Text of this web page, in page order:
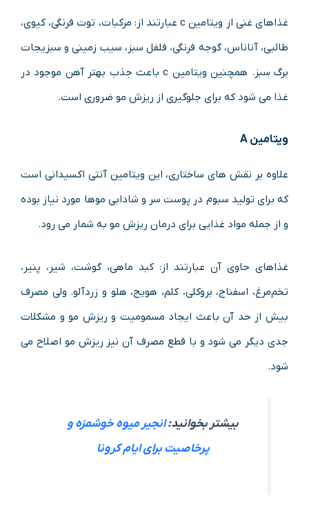
غذاهای غنی از ویتامین c عبارتند از: مرکبات، توت فرنگی، کیوی،
طالبی، آناناس، گوجه فرنگی، فلفل سبز، سیب زمینی و سبزیجات
برگ سبز. همچنین ویتامین c باعث جذب بهتر آهن موجود در
غذا می شود که برای جلوگیری از ریزش مو ضروری است.
ویتامین A
علاوه بر نقش های ساختاری، این ویتامین آنتی اکسیدانی است
که برای تولید سبوم در پوست سر و شادابی موها مورد نیاز بوده
و از جمله مواد غذایی برای درمان ریزش مو به شمار می رود.
غذاهای حاوی آن عبارتند از: کبد ماهی، گوشت، شیر، پنیر،
تخم‌مرغ، اسفناج، بروکلی، کلم، هویج، هلو و زردآلو. ولی مصرف
بیش از حد آن باعث ایجاد مسمومیت و ریزش مو و مشکلات
جدی دیگر می شود و با قطع مصرف آن نیز ریزش مو اصلاح می
شود.
بیشتر بخوانید:انجیر میوه خوشمزه و
پرخاصیت برای ایام کرونا